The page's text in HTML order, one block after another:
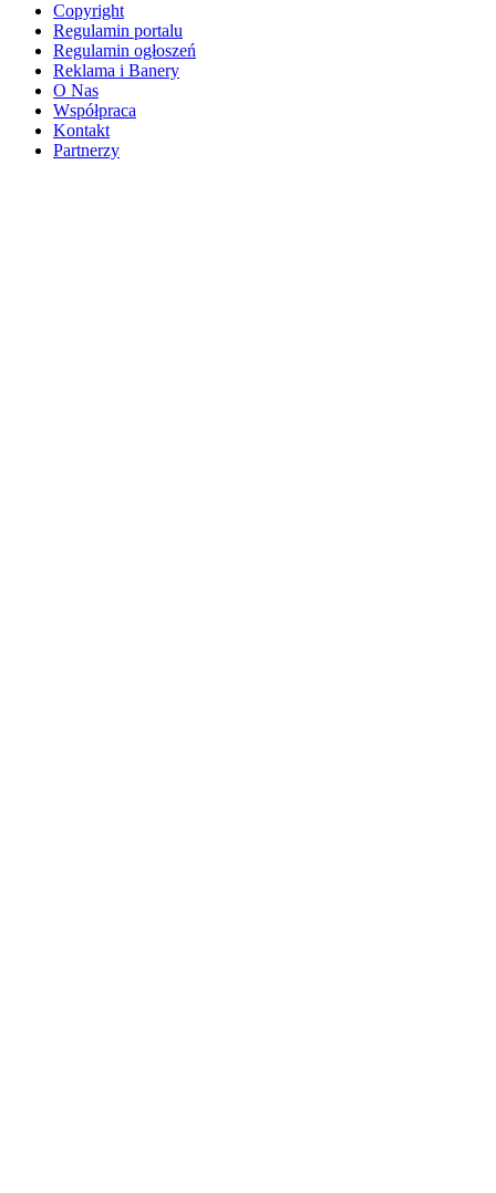
Copyright
Regulamin portalu
Regulamin ogłoszeń
Reklama i Banery
O Nas
Współpraca
Kontakt
Partnerzy